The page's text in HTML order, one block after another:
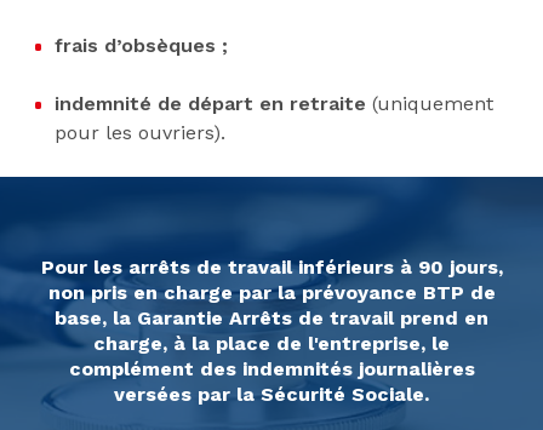
frais d’obsèques ;
indemnité de départ en retraite (uniquement
pour les ouvriers).
Pour les arrêts de travail inférieurs à 90 jours,
non pris en charge par la prévoyance BTP de
base, la Garantie Arrêts de travail prend en
charge, à la place de l'entreprise, le
complément des indemnités journalières
versées par la Sécurité Sociale.